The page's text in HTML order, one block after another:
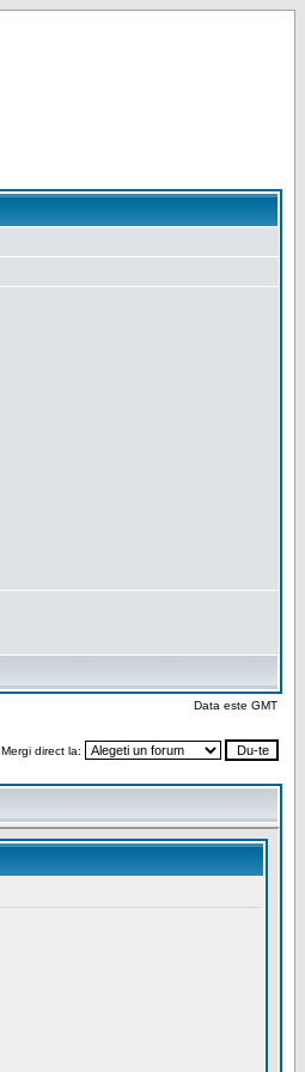
Data este GMT
Mergi direct la: